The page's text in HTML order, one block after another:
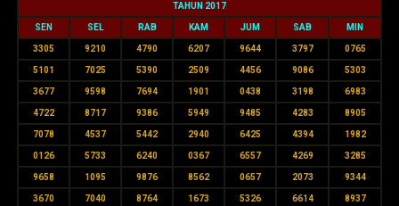
TAHUN 2017
SEN SEL RAB KAM JUM SAB MIN
3305 9210 4790 6207 9644 3797 0765
5101 7025 5390 2509 4456 9086 5303
3677 9598 7694 1901 0438 3198 6983
4722 8717 9386 5949 9485 4283 8905
7078 4537 5442 2940 6425 4394 1982
0126 5733 6240 0367 6557 4269 3285
9658 1095 9876 8562 0657 2073 9344
3670 7040 8764 1673 5326 6614 8937